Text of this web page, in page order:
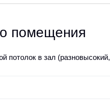
помещения
потолок в зал (разновысокий,